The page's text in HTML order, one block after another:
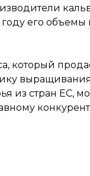
году его
который
выращивания
из стран ЕС,